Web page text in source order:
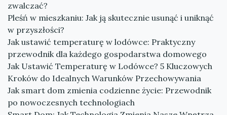
zwalczać?
Pleśń w mieszkaniu: Jak ją skutecznie usunąć i uniknąć
w przyszłości?
Jak ustawić temperaturę w lodówce: Praktyczny
przewodnik dla każdego gospodarstwa domowego
Jak Ustawić Temperaturę w Lodówce? 5 Kluczowych
Kroków do Idealnych Warunków Przechowywania
Jak smart dom zmienia codzienne życie: Przewodnik
po nowoczesnych technologiach